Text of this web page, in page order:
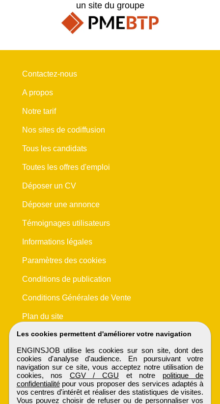
Les cookies permettent d'améliorer votre navigation
ENGINSJOB utilise les cookies sur son site, dont des
cookies d'analyse d'audience. En poursuivant votre
navigation sur ce site, vous acceptez notre utilisation de
cookies, nos CGV / CGU et notre politique de
confidentialitépour vous proposer des services adaptés à
vos centres d'intérêt et réaliser des statistiques de visites.
Vous pouvez choisir de refuser ou de personnaliser vos
un site du groupe
Contactez-nous
A propos
Notre tarif
Nos sites de codiffusion
Tous les candidats
Toutes les offres d'emploi
Déposer un CV
Déposer une annonce
Témoignages utilisateurs
Informations légales
Paramètres des cookies
Conditions de publication
Conditions Générales de Vente
Plan du site